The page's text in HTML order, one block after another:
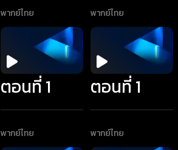
พากย์ไทย พากย์ไทย
ตอนที่ 1
พากย์ไทย
ตอนที่ 1
พากย์ไทย